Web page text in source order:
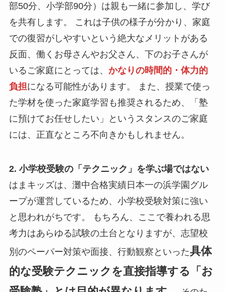
部50分、小学部90分）は親も一緒に参加し、学び
を共有します。 これは子供の様子が分かり、家庭
での復習がしやすいという絶大なメリットがある
反面、働くお母さんやお父さん、下のお子さんが
いるご家庭にとっては、 かなりの時間的・体力的
負担になる可能性があります。 また、授業で使っ
た学材を使った家庭学習も推奨されるため、「塾
に預けてお任せしたい」というスタンスのご家庭
には、正直なところ不向きかもしれません。
2. 小学校受験の「テクニック」を学ぶ場ではない
はまキッズは、灘中合格実績日本一の浜学園グル
ープが運営しているため、小学校受験対策に強い
と思われがちです。 もちろん、ここで養われる思
考力はあらゆる試験の土台となりますが、志望校
別のペーパー対策や面接、行動観察といった具体
的な受験テクニックを直接指導する「お